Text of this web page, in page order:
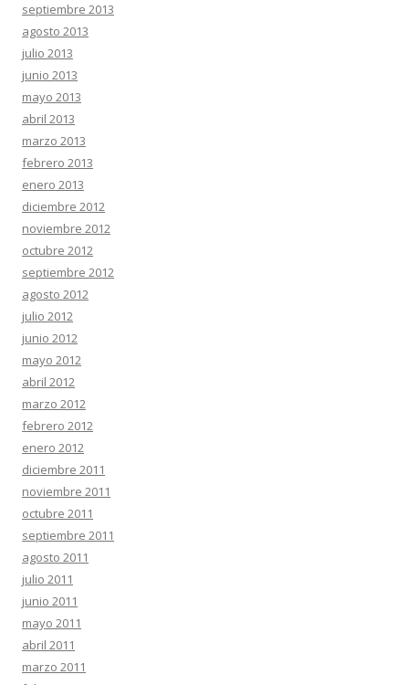
septiembre 2013
agosto 2013
julio 2013
junio 2013
mayo 2013
abril 2013
marzo 2013
febrero 2013
enero 2013
diciembre 2012
noviembre 2012
octubre 2012
septiembre 2012
agosto 2012
julio 2012
junio 2012
mayo 2012
abril 2012
marzo 2012
febrero 2012
enero 2012
diciembre 2011
noviembre 2011
octubre 2011
septiembre 2011
agosto 2011
julio 2011
junio 2011
mayo 2011
abril 2011
marzo 2011